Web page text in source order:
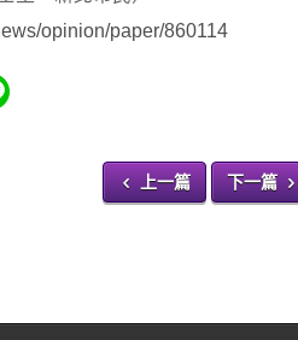
opinion/paper/860114
上一篇 下一篇